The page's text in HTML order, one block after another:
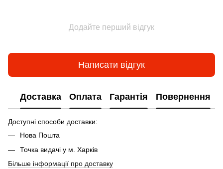
Додайте перший відгук
Написати відгук
Доставка Оплата Гарантія Повернення
Доступні способи доставки:
Нова Пошта
Точка видачі у м. Харків
Більше інформації про доставку